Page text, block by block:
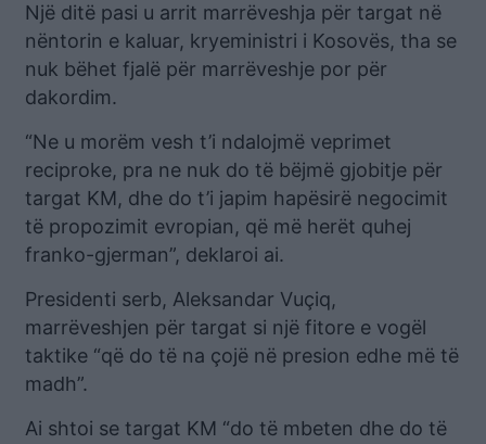
Një ditë pasi u arrit marrëveshja për targat në
nëntorin e kaluar, kryeministri i Kosovës, tha se
nuk bëhet fjalë për marrëveshje por për
dakordim.
“Ne u morëm vesh t’i ndalojmë veprimet
reciproke, pra ne nuk do të bëjmë gjobitje për
targat KM, dhe do t’i japim hapësirë negocimit
të propozimit evropian, që më herët quhej
franko-gjerman”, deklaroi ai.
Presidenti serb, Aleksandar Vuçiq,
marrëveshjen për targat si një fitore e vogël
taktike “që do të na çojë në presion edhe më të
madh”.
Ai shtoi se targat KM “do të mbeten dhe do të